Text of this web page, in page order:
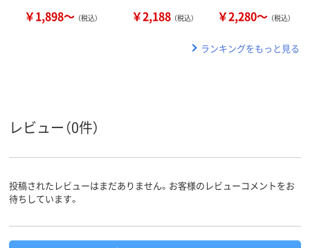
￥1,898～ （税込） ￥2,188 （税込） ￥2,280～ （税込）
ランキングをもっと見る
レビュー（0件）
投稿されたレビューはまだありません。お客様のレビューコメントをお
待ちしています。